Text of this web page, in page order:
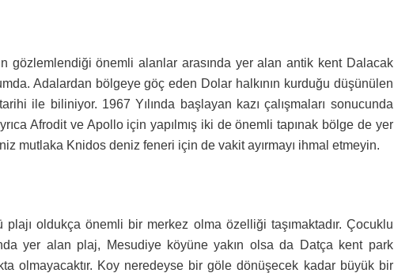
gözlemlendiği önemli alanlar arasında yer alan antik kent Dalacak
Adalardan bölgeye göç eden Dolar halkının kurduğu düşünülen
ile biliniyor. 1967 Yılında başlayan kazı çalışmaları sonucunda
Afrodit ve Apollo için yapılmış iki de önemli tapınak bölge de yer
mutlaka Knidos deniz feneri için de vakit ayırmayı ihmal etmeyin.
plajı oldukça önemli bir merkez olma özelliği taşımaktadır. Çocuklu
yer alan plaj, Mesudiye köyüne yakın olsa da Datça kent park
olmayacaktır. Koy neredeyse bir göle dönüşecek kadar büyük bir